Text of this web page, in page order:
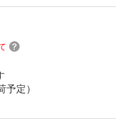
予定）